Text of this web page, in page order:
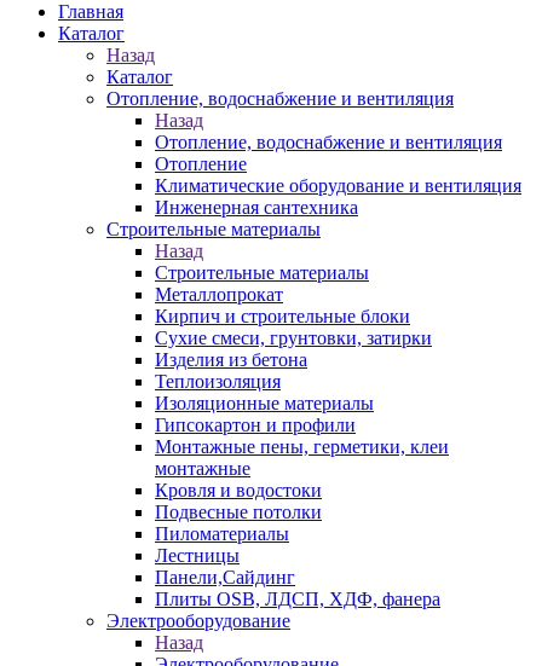
Главная
Каталог
Назад
Каталог
Отопление, водоснабжение и вентиляция
Назад
Отопление, водоснабжение и вентиляция
Отопление
Климатические оборудование и вентиляция
Инженерная сантехника
Строительные материалы
Назад
Строительные материалы
Металлопрокат
Кирпич и строительные блоки
Сухие смеси, грунтовки, затирки
Изделия из бетона
Теплоизоляция
Изоляционные материалы
Гипсокартон и профили
Монтажные пены, герметики, клеи
монтажные
Кровля и водостоки
Подвесные потолки
Пиломатериалы
Лестницы
Панели,Сайдинг
Плиты OSB, ЛДСП, ХДФ, фанера
Электрооборудование
Назад